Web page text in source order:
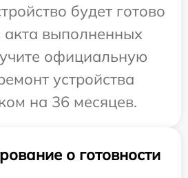
будет готово
акта выполненных
официальную
устройства
на 36 месяцев.
о готовности